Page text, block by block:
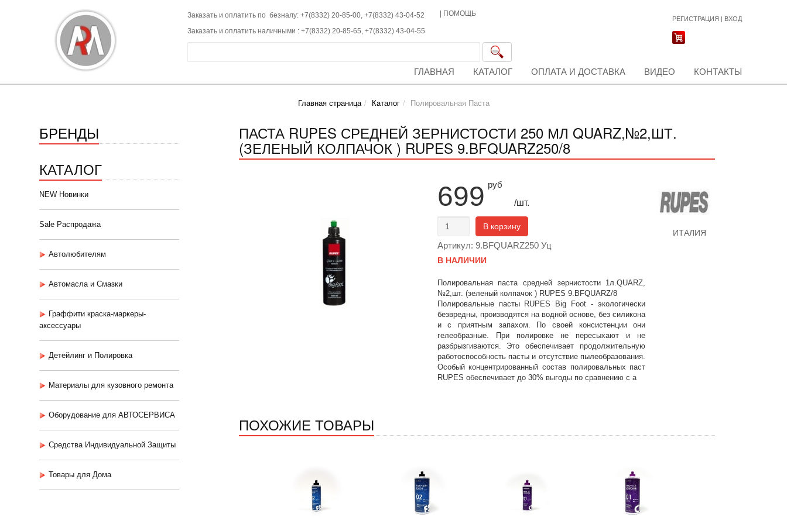
Заказать и оплатить по безналу: +7(8332) 20-85-00, +7(8332) 43-04-52
Заказать и оплатить наличными : +7(8332) 20-85-65, +7(8332) 43-04-55
ПОМОЩЬ
РЕГИСТРАЦИЯ | ВХОД
ГЛАВНАЯ КАТАЛОГ ОПЛАТА И ДОСТАВКА ВИДЕО КОНТАКТЫ
Главная страница Каталог Полировальная Паста
БРЕНДЫ
КАТАЛОГ
NEW Новинки
Sale Распродажа
Автолюбителям
Автомасла и Смазки
Граффити краска-маркеры-
аксессуары
Детейлинг и Полировка
Материалы для кузовного ремонта
Оборудование для АВТОСЕРВИСА
Средства Индивидуальной Защиты
Товары для Дома
ПАСТА RUPES СРЕДНЕЙ ЗЕРНИСТОСТИ 250 МЛ QUARZ,№2,ШТ.
(ЗЕЛЕНЫЙ КОЛПАЧОК ) RUPES 9.BFQUARZ250/8
699 руб
/шт.
В корзину
Артикул: 9.BFQUARZ250 Уц
В НАЛИЧИИ
Полировальная паста средней зернистости 1л.QUARZ,
№2,шт. (зеленый колпачок ) RUPES 9.BFQUARZ/8
Полировальные пасты RUPES Big Foot - экологически
безвредны, производятся на водной основе, без силикона
и с приятным запахом. По своей консистенции они
гелеобразные. При полировке не пересыхают и не
разбрызгиваются. Это обеспечивает продолжительную
работоспособность пасты и отсутствие пылеобразования.
Особый концентрированный состав полировальных паст
RUPES обеспечивает до 30% выгоды по сравнению с а
ИТАЛИЯ
ПОХОЖИЕ ТОВАРЫ